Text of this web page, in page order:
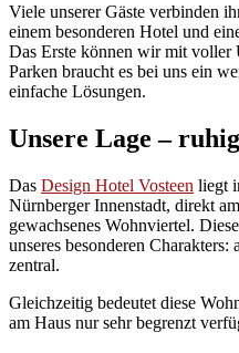
Viele unserer Gäste verbinden
einem besonderen Hotel und
Das Erste können wir mit voller
Parken braucht es bei uns ein
einfache Lösungen.
Unsere Lage –
Das Design Hotel Vosteen liegt
Nürnberger Innenstadt, direkt
gewachsenes Wohnviertel.
unseres besonderen
zentral.
Gleichzeitig bedeutet diese
am Haus nur sehr begrenzt